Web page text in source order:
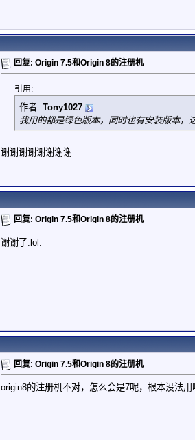
回复: Origin 7.5和Origin 8的注册机
引用:
作者: Tony1027
我用的都是绿色版本，同时也有安装版本，
谢谢谢谢谢谢谢谢
回复: Origin 7.5和Origin 8的注册机
谢谢了:lol:
回复: Origin 7.5和Origin 8的注册机
origin8的注册机不对，怎么会是7呢，根本没法用